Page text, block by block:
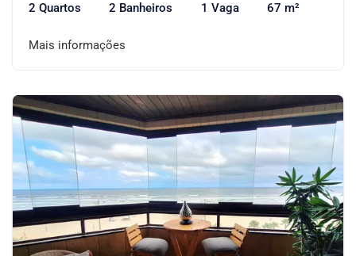
2 Quartos 2 Banheiros 1 Vaga 67 m²
Mais informações